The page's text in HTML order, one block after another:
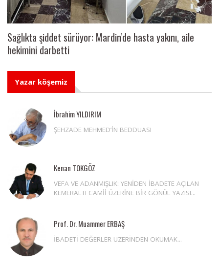
Sağlıkta şiddet sürüyor: Mardin'de hasta yakını, aile
hekimini darbetti
Yazar köşemiz
İbrahim YILDIRIM
ŞEHZADE MEHMED’İN BEDDUASI
Kenan TOKGÖZ
VEFA VE ADANMIŞLIK: YENİDEN İBADETE AÇILAN
KEMERALTI CAMİİ ÜZERİNE BİR GÖNÜL YAZISI...
Prof. Dr. Muammer ERBAŞ
İBADETİ DEĞERLER ÜZERİNDEN OKUMAK...